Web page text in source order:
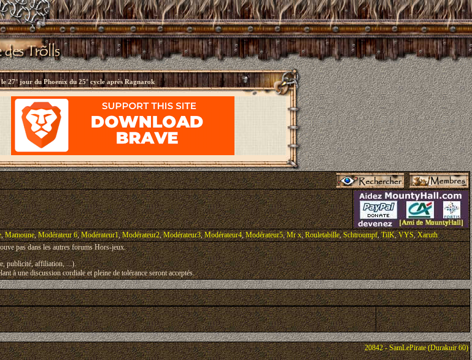
le27° jour du Phoenix du 25° cycle après Ragnarok
,Mamoune,Modérateur 6,Modérateur1,Modérateur2,Modérateur3,Modérateur4,Modérateur5,Mr x,Rouletabille,Schtroumpf,TilK,VYS,Xaruth
pas dans les autres forums Hors-jeux.
publicité, affiliation, ...).
à une discussion cordiale et pleine de tolérance seront acceptés.
20842 - SamLePirate (Durakuir 60)